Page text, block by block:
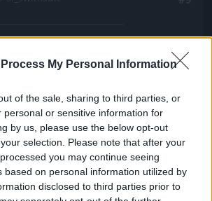
Process My Personal Information
of the sale, sharing to third parties, or
personal or sensitive information for
by us, please use the below opt-out
selection. Please note that after your
you may continue seeing
based on personal information utilized by
disclosed to third parties prior to
Jön még kép!